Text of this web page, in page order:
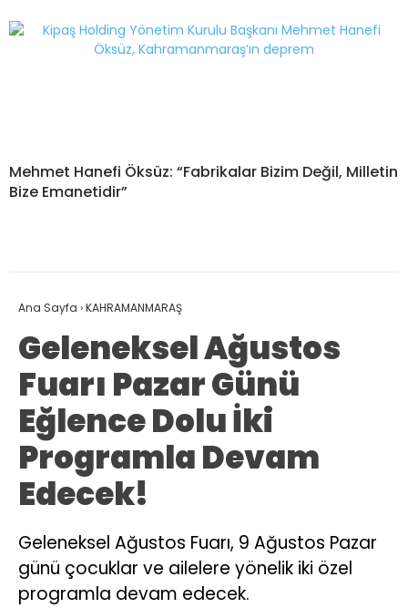
Mehmet Hanefi Öksüz: “Fabrikalar Bizim Değil, Milletin
Bize Emanetidir”
Ana Sayfa ›KAHRAMANMARAŞ
Geleneksel Ağustos
Fuarı Pazar Günü
Eğlence Dolu İki
Programla Devam
Edecek!
Geleneksel Ağustos Fuarı, 9 Ağustos Pazar
günü çocuklar ve ailelere yönelik iki özel
programla devam edecek.